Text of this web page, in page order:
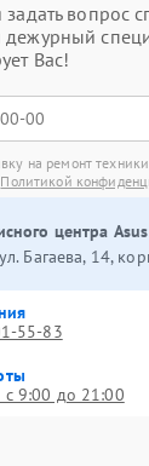
задать вопрос
Вас!
на ремонт
Политикой
центра
Багаева, 14,
55-83
9:00 до 21:00